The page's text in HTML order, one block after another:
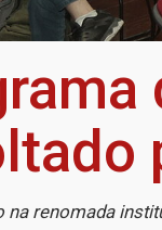
na renomada